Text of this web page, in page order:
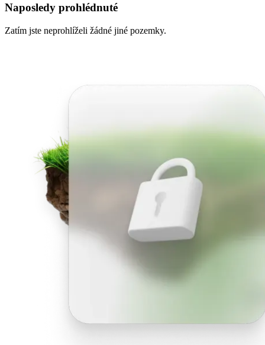
Naposledy prohlédnuté
Zatím jste neprohlíželi žádné jiné pozemky.